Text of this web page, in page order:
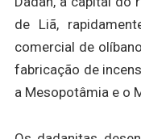
de Liã,
comercial de
fabricação de
a Mesopotâmia e o